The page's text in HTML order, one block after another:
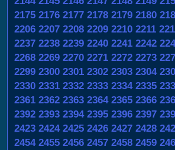
2175 2176 2177 2178 2179 2180
2206 2207 2208 2209 2210 2211
2237 2238 2239 2240 2241 2242
2268 2269 2270 2271 2272 2273
2299 2300 2301 2302 2303 2304
2330 2331 2332 2333 2334 2335
2361 2362 2363 2364 2365 2366
2392 2393 2394 2395 2396 2397
2423 2424 2425 2426 2427 2428
2454 2455 2456 2457 2458 2459